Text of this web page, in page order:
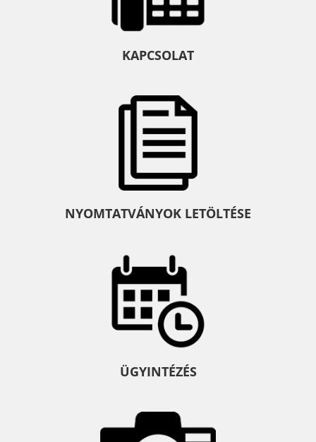
KAPCSOLAT
NYOMTATVÁNYOK LETÖLTÉSE
ÜGYINTÉZÉS